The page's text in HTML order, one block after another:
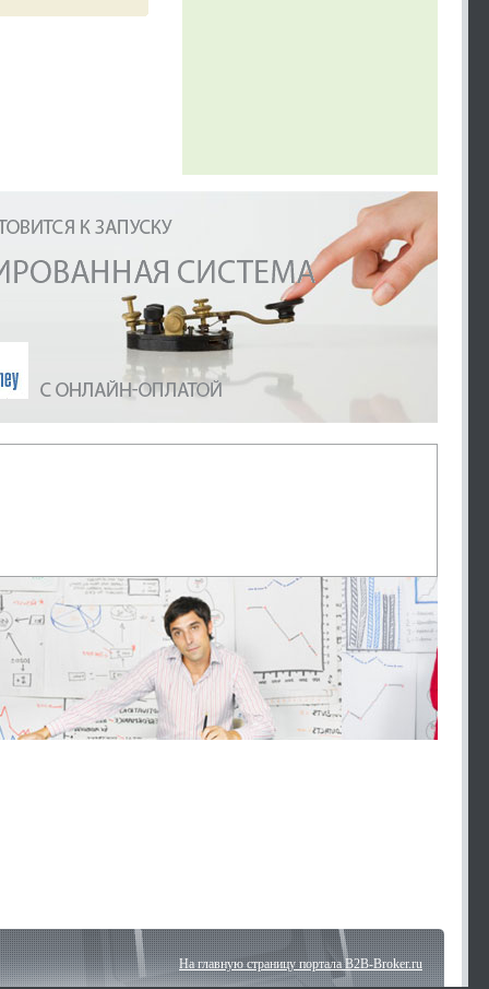
На главную страницу портала B2B-Broker.ru